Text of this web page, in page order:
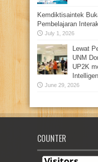
Kemdiktisaintek
Pembelajaran
July 1, 2026
Lewat
UNM
UP2K
June 29, 2026
COUNTER